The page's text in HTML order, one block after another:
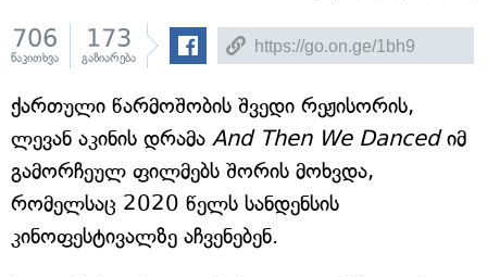
706
წაკითხვა
173
გაზიარება
ქართული წარმოშობის შვედი რეჟისორის,
ლევან აკინის დრამა And Then We Dancedიმ
გამორჩეულ ფილმებს შორის მოხვდა,
რომელსაც 2020 წელს სანდენსის
კინოფესტივალზე აჩვენებენ.